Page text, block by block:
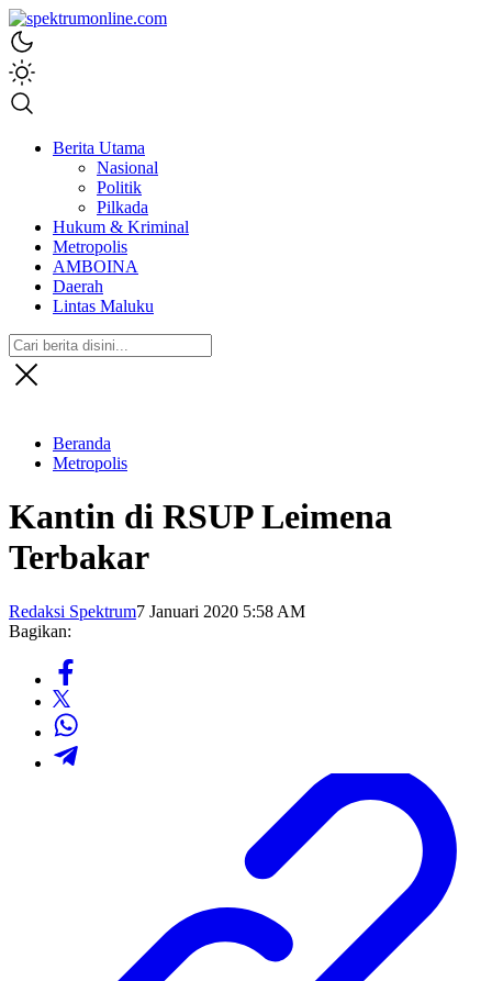
spektrumonline.com
Berita Utama
Nasional
Politik
Pilkada
Hukum & Kriminal
Metropolis
AMBOINA
Daerah
Lintas Maluku
Beranda
Metropolis
Kantin di RSUP Leimena
Terbakar
Redaksi Spektrum7 Januari 2020 5:58 AM
Bagikan: